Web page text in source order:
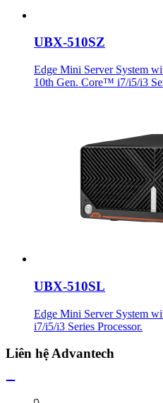
UBX-510SZ
Edge Mini Server System
10th Gen. Core™ i7/i5/i3
UBX-510SL
Edge Mini Server System
i7/i5/i3 Series Processor.
Liên hệ Advantech